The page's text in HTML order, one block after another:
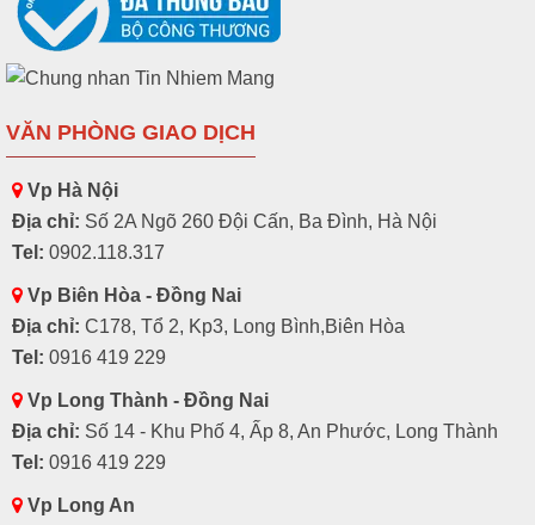
VĂN PHÒNG GIAO DỊCH
Vp Hà Nội
Địa chỉ: Số 2A Ngõ 260 Đội Cấn, Ba Đình, Hà Nội
Tel: 0902.118.317
Vp Biên Hòa - Đồng Nai
Địa chỉ: C178, Tổ 2, Kp3, Long Bình,Biên Hòa
Tel: 0916 419 229
Vp Long Thành - Đồng Nai
Địa chỉ: Số 14 - Khu Phố 4, Ấp 8, An Phước, Long Thành
Tel: 0916 419 229
Vp Long An